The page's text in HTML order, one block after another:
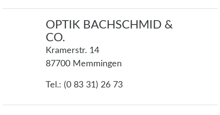
OPTIK BACHSCHMID &
CO.
Kramerstr. 14
87700 Memmingen
Tel.: (0 83 31) 26 73